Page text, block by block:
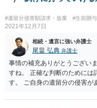
#遺留分侵害額請求・放棄 #生前贈与
2021年12月7日
相続・遺言に強い弁護士
尾畠 弘典 弁護士
事情の補充ありがとうござい
すね。 正確な判断のためには
す。 ご自身の遺留分の侵害が
相談されるのが良いと思いま